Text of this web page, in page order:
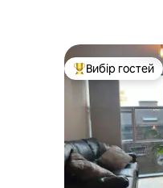
Топ вибір гостей
Вибір гостей